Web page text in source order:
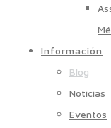
Información
Blog
Noticias
Eventos